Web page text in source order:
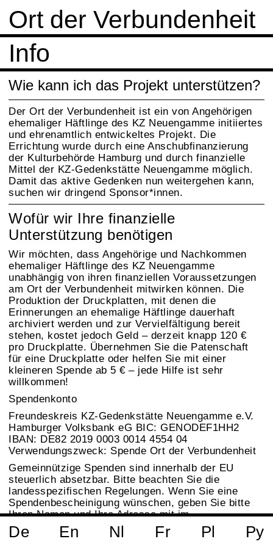
Ort der Verbundenheit
Info
Wie kann ich das Projekt unterstützen?
Der Ort der Verbundenheit ist ein von Angehörigen
ehemaliger Häftlinge des KZ Neuengamme initiiertes
und ehrenamtlich entwickeltes Projekt. Die
Errichtung wurde durch eine Anschubfinanzierung
der Kulturbehörde Hamburg und durch finanzielle
Mittel der KZ-Gedenkstätte Neuengamme möglich.
Damit das aktive Gedenken nun weitergehen kann,
suchen wir dringend Sponsor*innen.
Wofür wir Ihre finanzielle
Unterstützung benötigen
Wir möchten, dass Angehörige und Nachkommen
ehemaliger Häftlinge des KZ Neuengamme
unabhängig von ihren finanziellen Voraussetzungen
am Ort der Verbundenheit mitwirken können. Die
Produktion der Druckplatten, mit denen die
Erinnerungen an ehemalige Häftlinge dauerhaft
archiviert werden und zur Vervielfältigung bereit
stehen, kostet jedoch Geld – derzeit knapp 120 €
pro Druckplatte. Übernehmen Sie die Patenschaft
für eine Druckplatte oder helfen Sie mit einer
kleineren Spende ab 5 € – jede Hilfe ist sehr
willkommen!
Spendenkonto
Freundeskreis KZ-Gedenkstätte Neuengamme e.V.
Hamburger Volksbank eG BIC: GENODEF1HH2
IBAN: DE82 2019 0003 0014 4554 04
Verwendungszweck: Spende Ort der Verbundenheit
Gemeinnützige Spenden sind innerhalb der EU
steuerlich absetzbar. Bitte beachten Sie die
landesspezifischen Regelungen. Wenn Sie eine
Spendenbescheinigung wünschen, geben Sie bitte
Ihren Namen und Ihre Adresse mit im
Verwendungszweck an.